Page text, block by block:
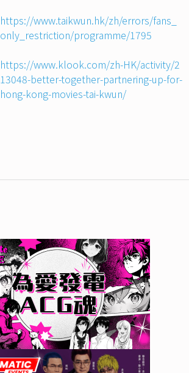
https://www.taikwun.hk/zh/errors/fans_
only_restriction/programme/1795
https://www.klook.com/zh-HK/activity/2
13048-better-together-partnering-up-for-
hong-kong-movies-tai-kwun/